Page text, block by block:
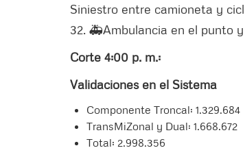
Siniestro entre camioneta y
32. 🚑Ambulancia en el punto
Corte 4:00 p. m.:
Validaciones en el Sistema
Componente Troncal: 1.329.684
TransMiZonal y Dual: 1.668.672
Total: 2.998.356